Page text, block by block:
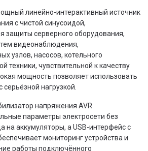
линейно-интерактивный источник
с чистой синусоидой,
защиты серверного оборудования,
видеонаблюдения,
узлов, насосов, котельного
техники, чувствительной к качеству
мощность позволяет использовать
нагрузкой.
напряжения AVR
параметры электросети без
на аккумуляторы, а USB-интерфейс с
мониторинг устройства и
работы подключённого